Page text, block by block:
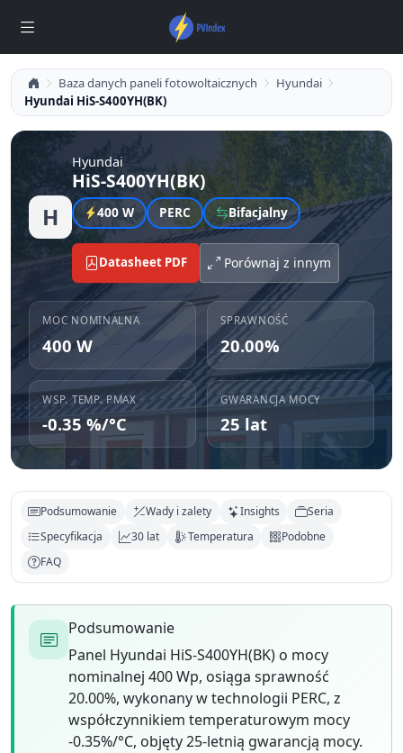
Baza danych paneli fotowoltaicznych
Hyundai
Hyundai HiS-S400YH(BK)
H
Hyundai
HiS-S400YH(BK)
400 W PERC Bifacjalny
Datasheet PDF Porównaj z innym
MOC NOMINALNA
400 W
SPRAWNOŚĆ
20.00%
WSP. TEMP. PMAX
-0.35 %/°C
GWARANCJA MOCY
25 lat
Podsumowanie Wady i zalety Insights
Seria
Specyfikacja
30 lat Temperatura
Podobne
FAQ
Podsumowanie
Panel Hyundai HiS-S400YH(BK) o mocy
nominalnej 400 Wp, osiąga sprawność
20.00%, wykonany w technologii PERC, z
współczynnikiem temperaturowym mocy
-0.35%/°C, objęty 25-letnią gwarancją mocy.